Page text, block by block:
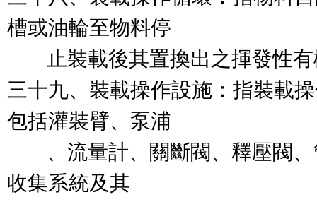
槽或油輪至物料停
止裝載後其置換出之揮發性有
三十九、裝載操作設施：指裝載
包括灌裝臂、泵浦
、流量計、關斷閥、釋壓閥、
收集系統及其